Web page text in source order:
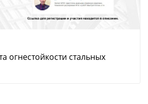
огнестойкости стальных